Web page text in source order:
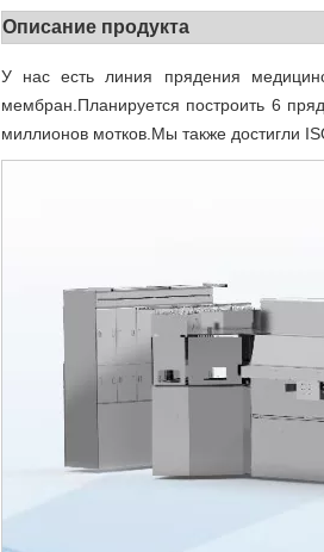
Описание продукта
У нас есть линия прядения
мембран.Планируется построить 6
миллионов мотков.Мы также достигли